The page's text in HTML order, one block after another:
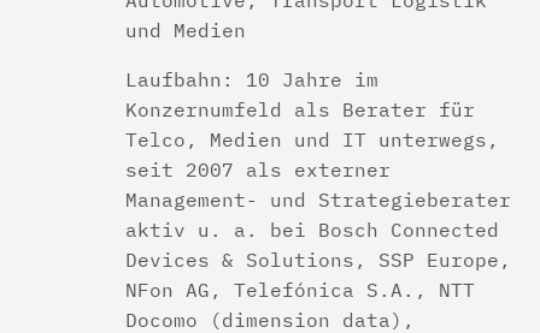
und Medien
Laufbahn: 10 Jahre im
Konzernumfeld als Berater für
Telco, Medien und IT unterwegs,
seit 2007 als externer
Management- und Strategieberater
aktiv u. a. bei Bosch Connected
Devices & Solutions, SSP Europe,
NFon AG, Telefónica S.A., NTT
Docomo (dimension data),